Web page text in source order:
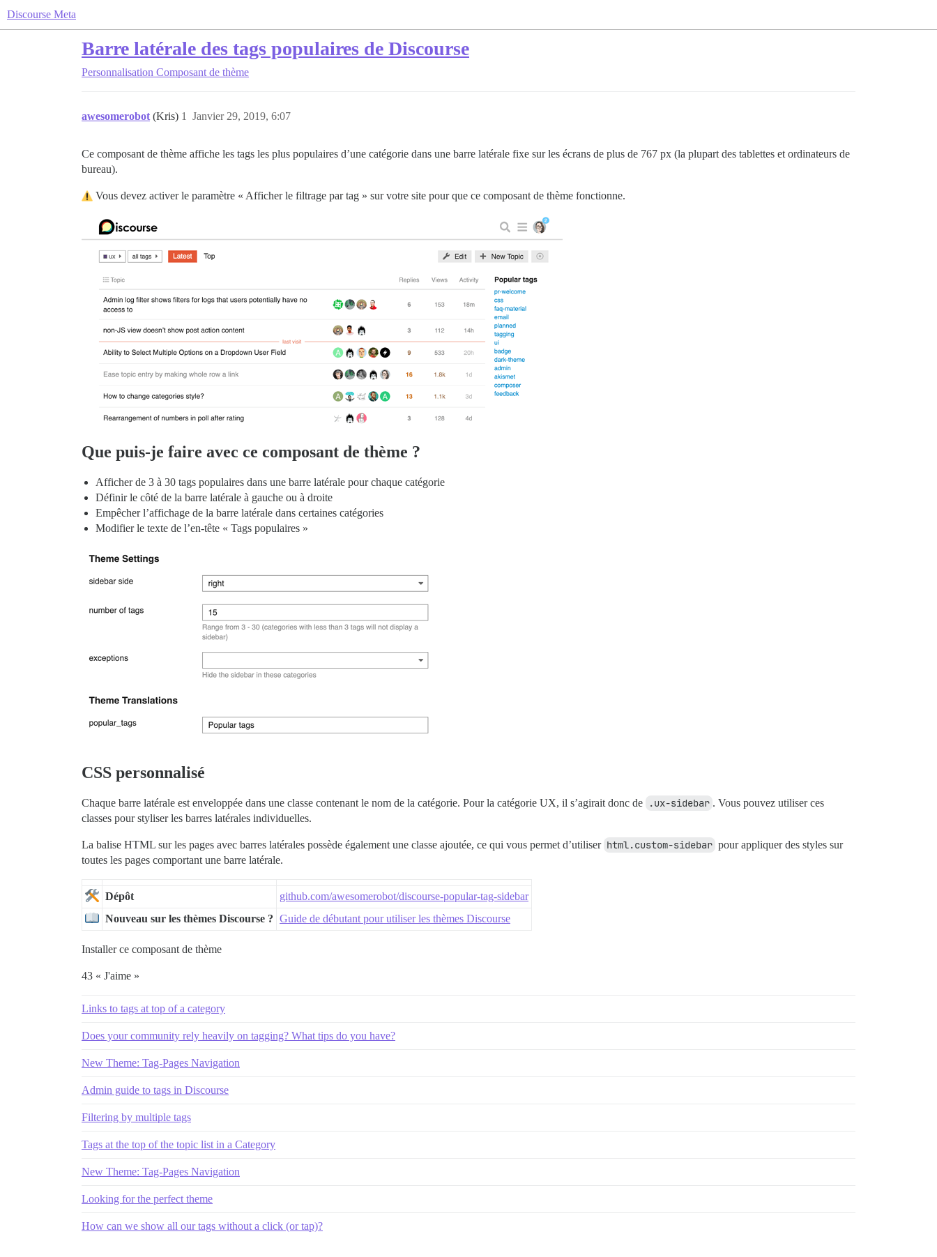
Discourse Meta
Barre latérale des tags populaires de Discourse
Personnalisation Composant de thème
awesomerobot (Kris) Janvier 29, 2019, 6:07
1
Ce composant de thème affiche les tags les plus populaires d’une catégorie dans une barre latérale fixe sur les écrans de plus de 767 px (la plupart des tablettes et ordinateurs de
bureau).
Vous devez activer le paramètre « Afficher le filtrage par tag » sur votre site pour que ce composant de thème fonctionne.
Que puis-je faire avec ce composant de thème ?
Afficher de 3 à 30 tags populaires dans une barre latérale pour chaque catégorie
Définir le côté de la barre latérale à gauche ou à droite
Empêcher l’affichage de la barre latérale dans certaines catégories
Modifier le texte de l’en-tête « Tags populaires »
CSS personnalisé
Chaque barre latérale est enveloppée dans une classe contenant le nom de la catégorie. Pour la catégorie UX, il s’agirait donc de .ux-sidebar . Vous pouvez utiliser ces
classes pour styliser les barres latérales individuelles.
La balise HTML sur les pages avec barres latérales possède également une classe ajoutée, ce qui vous permet d’utiliser html.custom-sidebar pour appliquer des styles sur
toutes les pages comportant une barre latérale.
Dépôt
github.com/awesomerobot/discourse-popular-tag-sidebar
Nouveau sur les thèmes Discourse ? Guide de débutant pour utiliser les thèmes Discourse
Installer ce composant de thème
43 « J'aime »
Links to tags at top of a category
Does your community rely heavily on tagging? What tips do you have?
New Theme: Tag-Pages Navigation
Admin guide to tags in Discourse
Filtering by multiple tags
Tags at the top of the topic list in a Category
New Theme: Tag-Pages Navigation
Looking for the perfect theme
How can we show all our tags without a click (or tap)?